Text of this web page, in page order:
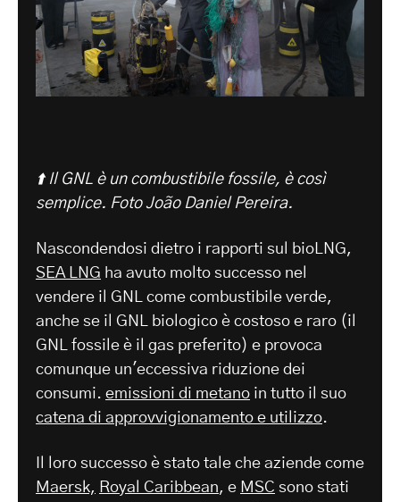
⬆️ Il GNL è un combustibile fossile, è così
semplice. Foto João Daniel Pereira.
Nascondendosi dietro i rapporti sul bioLNG,
SEA LNG ha avuto molto successo nel
vendere il GNL come combustibile verde,
anche se il GNL biologico è costoso e raro (il
GNL fossile è il gas preferito) e provoca
comunque un'eccessiva riduzione dei
consumi. emissioni di metano in tutto il suo
catena di approvvigionamento e utilizzo.
Il loro successo è stato tale che aziende come
Maersk, Royal Caribbean, e MSC sono stati